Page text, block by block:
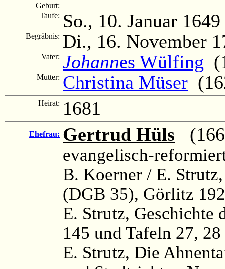
Geburt:
Taufe: So., 10. Januar 1649
Begräbnis: Di., 16. November
Vater: Johannes Wülfing
Mutter: Christina Müser
Heirat: 1681
Ehefrau: Gertrud Hüls
evangelisch-
B. Koerner / E.
(DGB 35), Görlitz
E. Strutz, Geschichte
145 und Tafeln 27, 28
E. Strutz, Die